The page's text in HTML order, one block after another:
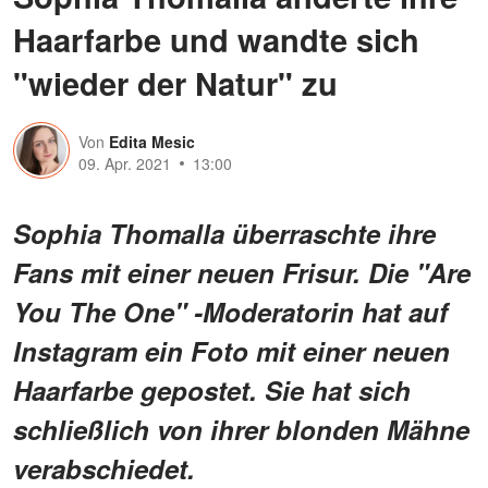
Haarfarbe und wandte sich
"wieder der Natur" zu
Von Edita Mesic
09. Apr. 2021
13:00
Sophia Thomalla überraschte ihre
Fans mit einer neuen Frisur. Die "Are
You The One" -Moderatorin hat auf
Instagram ein Foto mit einer neuen
Haarfarbe gepostet. Sie hat sich
schließlich von ihrer blonden Mähne
verabschiedet.